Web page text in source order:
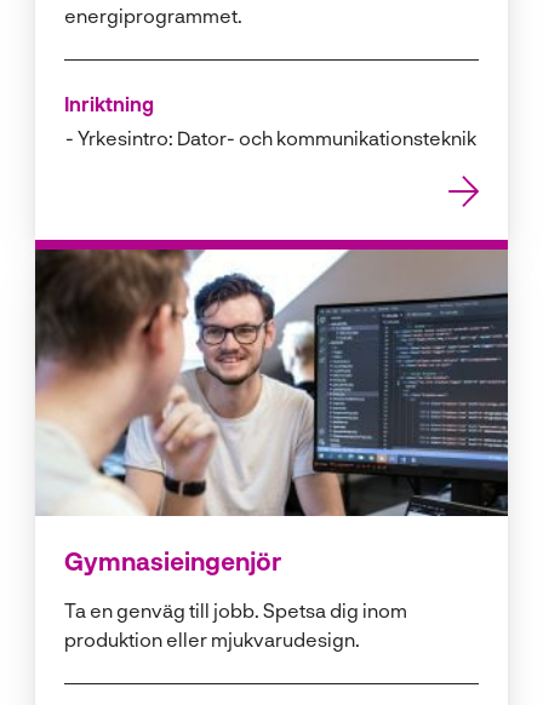
energiprogrammet.
Inriktning
Yrkesintro: Dator- och kommunikationsteknik
Gymnasieingenjör
Ta en genväg till jobb. Spetsa dig inom
produktion eller mjukvarudesign.